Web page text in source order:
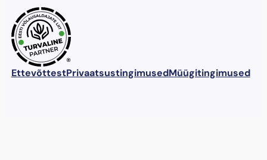
®
EttevõttestPrivaatsustingimusedMüügitingimused